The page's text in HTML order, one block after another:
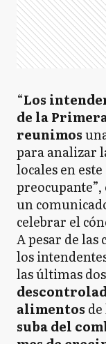
“Los
de la
reunimos
para analizar
locales en
un
celebrar el
A pesar de
los
las últimas
alimentos
suba del